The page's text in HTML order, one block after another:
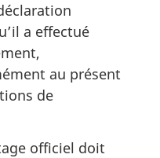
a effectué
au présent
de
officiel doit